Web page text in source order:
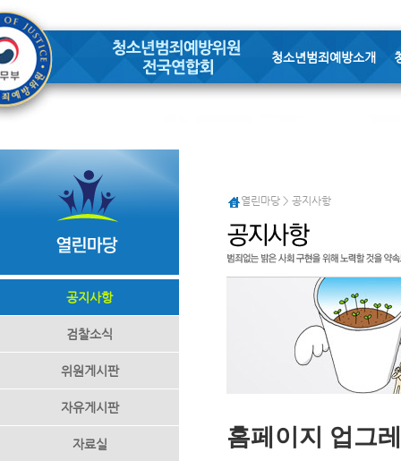
청소년범죄예방소개
공지사항
검찰소식
위원게시판
자유게시판
자료실
열린마당 > 공지사항
홈페이지 업그